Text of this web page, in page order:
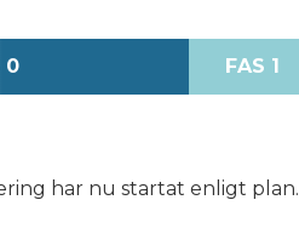
0 FAS 1
har nu startat enligt plan.